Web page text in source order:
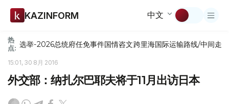
KAZINFORM 中文
热
点: 选举-2026总统府任免事件国情咨文跨里海国际运输路线/中间走廊
15:01, 30 8月 2016
外交部：纳扎尔巴耶夫将于11月出访日本